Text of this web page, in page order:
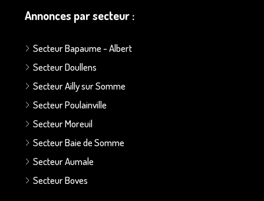
Annonces par secteur :
Secteur Bapaume - Albert
Secteur Doullens
Secteur Ailly sur Somme
Secteur Poulainville
Secteur Moreuil
Secteur Baie de Somme
Secteur Aumale
Secteur Boves